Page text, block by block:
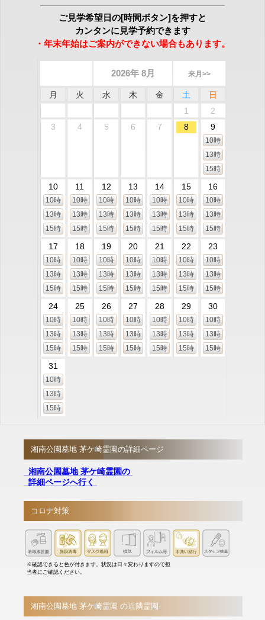
ご見学希望日の[時間ボタン]を押すと
カンタンに見学予約できます
・年末年始はご案内ができない場合もあります。
2026年 8月 来月>>
月 火 水 木 金 土
日
1
2
3
4 5 6 7 8 9
10時
13時
15時
10
10時
13時
15時
11
10時
13時
15時
12
10時
13時
15時
13
10時
13時
15時
14
10時
13時
15時
15
10時
13時
15時
16
10時
13時
15時
17
10時
13時
15時
18
10時
13時
15時
19
10時
13時
15時
20
10時
13時
15時
21
10時
13時
15時
22
10時
13時
15時
23
10時
13時
15時
24
10時
13時
15時
25
10時
13時
15時
26
10時
13時
15時
27
10時
13時
15時
28
10時
13時
15時
29
10時
13時
15時
30
10時
13時
15時
31
10時
13時
15時
湘南公園墓地 茅ケ崎霊園の詳細ページ
湘南公園墓地 茅ケ崎霊園の
詳細ページへ行く
コロナ対策
※確認できると色が付きます。状況は日々変わりますので担
当者にご確認ください。
湘南公園墓地 茅ケ崎霊園 の近隣霊園